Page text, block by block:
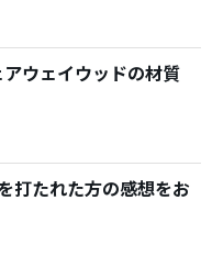
ウェイウッドの材質
打たれた方の感想をお